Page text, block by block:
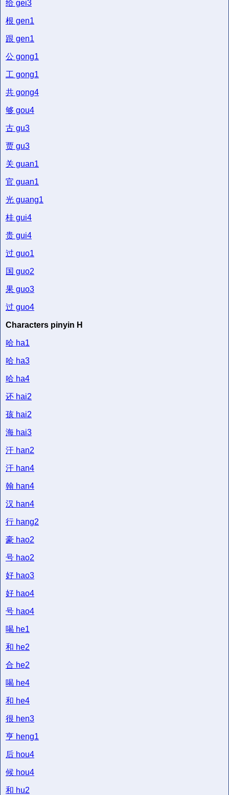
给 gei3
根 gen1
跟 gen1
公 gong1
工 gong1
共 gong4
够 gou4
古 gu3
贾 gu3
关 guan1
官 guan1
光 guang1
桂 gui4
贵 gui4
过 guo1
国 guo2
果 guo3
过 guo4
Characters pinyin H
哈 ha1
哈 ha3
哈 ha4
还 hai2
孩 hai2
海 hai3
汗 han2
汗 han4
翰 han4
汉 han4
行 hang2
豪 hao2
号 hao2
好 hao3
好 hao4
号 hao4
喝 he1
和 he2
合 he2
喝 he4
和 he4
很 hen3
亨 heng1
后 hou4
候 hou4
和 hu2